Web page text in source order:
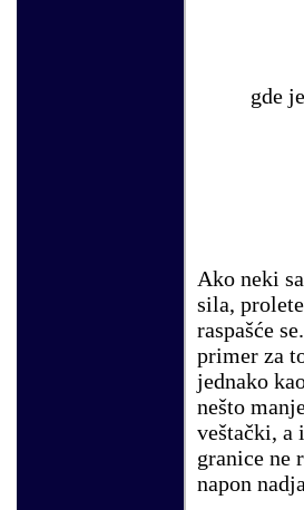
Ako neki
sila,
raspašće
primer za
jednako
nešto
veštački,
granice ne
napon